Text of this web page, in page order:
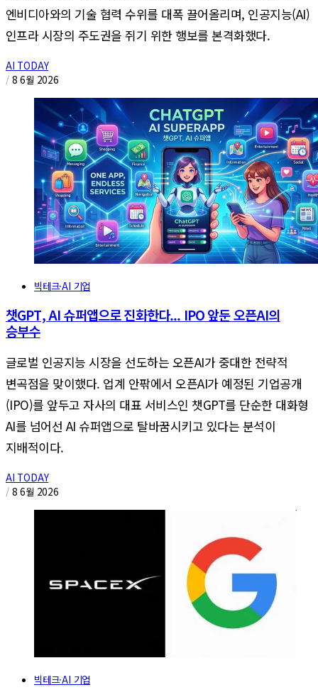
엔비디아와의 기술 협력 수위를 대폭 끌어올리며, 인공지능(AI)
인프라 시장의 주도권을 쥐기 위한 행보를 본격화했다.
AI TODAY
/ 8 6월 2026
빅테크·AI 기업
챗GPT, AI 슈퍼앱으로 진화한다... IPO 앞둔 오픈AI의
승부수
글로벌 인공지능 시장을 선도하는 오픈AI가 중대한 전략적
변곡점을 맞이했다. 업계 안팎에서 오픈AI가 예정된 기업공개
(IPO)를 앞두고 자사의 대표 서비스인 챗GPT를 단순한 대화형
AI를 넘어선 AI 슈퍼앱으로 탈바꿈시키고 있다는 분석이
지배적이다.
AI TODAY
/ 8 6월 2026
빅테크·AI 기업